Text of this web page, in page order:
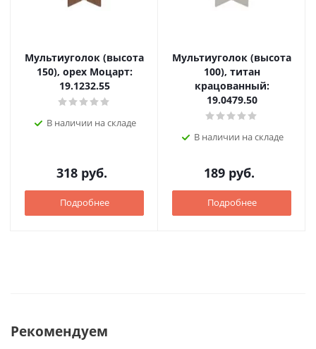
Мультиуголок (высота
150), орех Моцарт:
19.1232.55
В наличии на складе
318 руб.
Подробнее
Мультиуголок (высота
100), титан
крацованный:
19.0479.50
В наличии на складе
189 руб.
Подробнее
Рекомендуем